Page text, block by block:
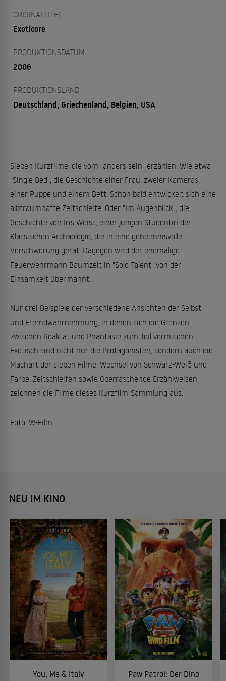
ORIGINALTITEL
Exoticore
PRODUKTIONSDATUM
2006
PRODUKTIONSLAND
Deutschland, Griechenland, Belgien, USA
Sieben Kurzfilme, die vom "anders sein" erzählen. Wie etwa
"Single Bed", die Geschichte einer Frau, zweier Kameras,
einer Puppe und einem Bett. Schon bald entwickelt sich eine
albtraumhafte Zeitschleife. Oder "Im Augenblick", die
Geschichte von Iris Weiss, einer jungen Studentin der
Klassischen Archäologie, die in eine geheimnisvolle
Verschwörung gerät. Dagegen wird der ehemalige
Feuerwehrmann Baumzeit in "Solo Talent" von der
Einsamkeit übermannt...
Nur drei Beispiele der verschiedene Ansichten der Selbst-
und Fremdwahrnehmung, in denen sich die Grenzen
zwischen Realität und Phantasie zum Teil vermischen.
Exotisch sind nicht nur die Protagonisten, sondern auch die
Machart der sieben Filme. Wechsel von Schwarz-Weiß und
Farbe, Zeitschleifen sowie überraschende Erzählweisen
zeichnen die Filme dieses Kurzfilm-Sammlung aus.
Foto: W-Film
NEU IM KINO
You, Me & Italy Paw Patrol: Der Dino